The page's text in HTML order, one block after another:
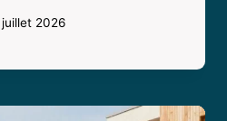
juillet 2026